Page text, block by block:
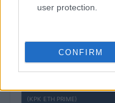
user protection.
CONFIRM
(KPK ETH PRIME)